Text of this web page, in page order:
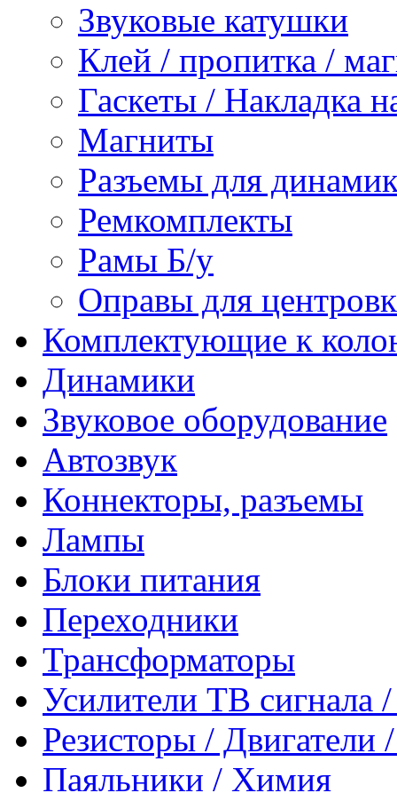
Звуковые катушки
Клей / пропитка /
Гаскеты / Накладка
Магниты
Разъемы для
Ремкомплекты
Рамы Б/у
Оправы для
Комплектующие к
Динамики
Звуковое оборудование
Автозвук
Коннекторы, разъемы
Лампы
Блоки питания
Переходники
Трансформаторы
Усилители ТВ сигнала
Резисторы /
Паяльники / Химия